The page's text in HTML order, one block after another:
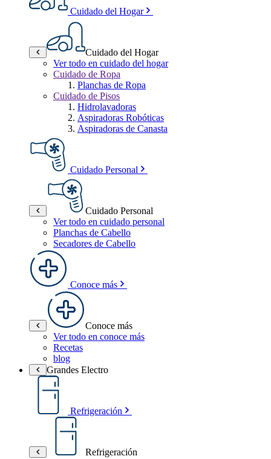
Cuidado del Hogar
Cuidado del Hogar
Ver todo en cuidado del hogar
Cuidado de Ropa
Planchas de Ropa
Cuidado de Pisos
Hidrolavadoras
Aspiradoras Robóticas
Aspiradoras de Canasta
Cuidado Personal
Cuidado Personal
Ver todo en cuidado personal
Planchas de Cabello
Secadores de Cabello
Conoce más
Conoce más
Ver todo en conoce más
Recetas
blog
Grandes Electro
Refrigeración
Refrigeración